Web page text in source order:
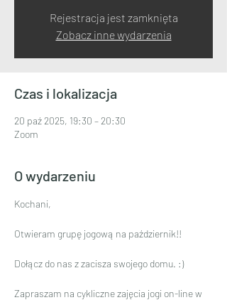
Rejestracja jest zamknięta
Zobacz inne wydarzenia
Czas i lokalizacja
20 paź 2025, 19:30 – 20:30
Zoom
O wydarzeniu
Kochani,
Otwieram grupę jogową na październik!!
Dołącz do nas z zacisza swojego domu. :)
Zapraszam na cykliczne zajęcia jogi on-line w